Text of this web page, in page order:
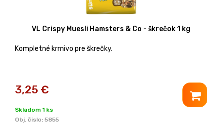
VL Crispy Muesli Hamsters & Co - škrečok 1 kg
Kompletné krmivo pre škrečky.
3,25 €
Skladom 1 ks
Obj. čislo: 5855